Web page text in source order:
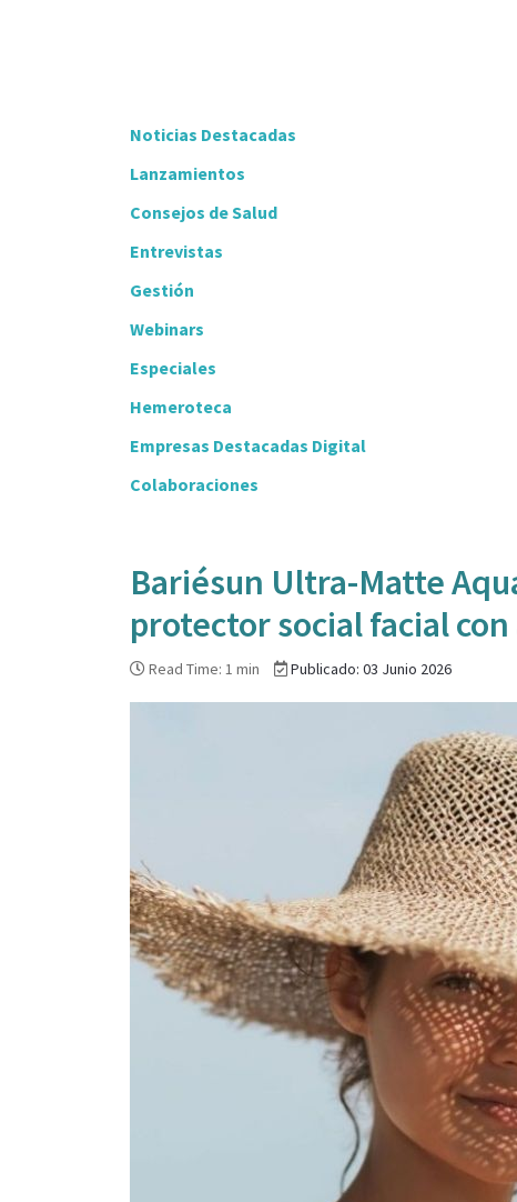
Noticias Destacadas
Lanzamientos
Consejos de Salud
Entrevistas
Gestión
Webinars
Especiales
Hemeroteca
Empresas Destacadas Digital
Colaboraciones
Bariésun Ultra-Matte
protector social facial
Read Time: 1 min Publicado: 03 Junio 2026